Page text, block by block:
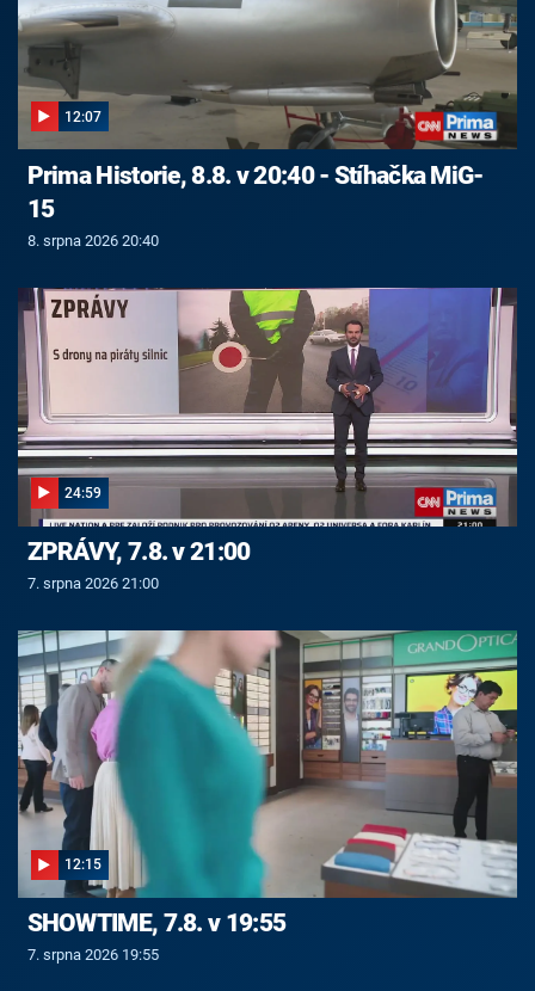
12:07
Prima Historie, 8.8. v 20:40 - Stíhačka MiG-
15
8. srpna 2026 20:40
24:59
ZPRÁVY, 7.8. v 21:00
7. srpna 2026 21:00
12:15
SHOWTIME, 7.8. v 19:55
7. srpna 2026 19:55